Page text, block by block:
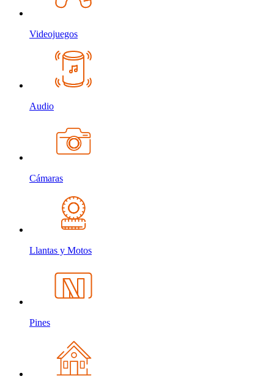
Videojuegos
Audio
Cámaras
Llantas y Motos
Pines